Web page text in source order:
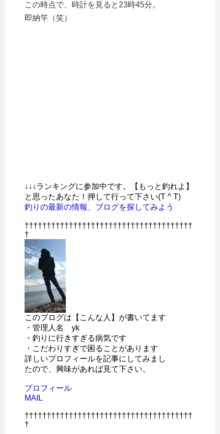
この時点で、時計を見ると23時45分。
即納竿（笑）
↓↓↓ランキングに参加中です。【もっと釣れよ】
と思ったあなた！押して行って下さい(T ^ T)
釣りの最新の情報、ブログを探してみよう
††††††††††††††††††††††††††††††††††††††
†
このブログは【こんな人】が書いてます
・管理人名 yk
・釣りに行きすぎる病気です
・こだわりすぎで困ることがあります
詳しいプロフィールを記事にしてみまし
たので、興味があれば見て下さい。
プロフィール
MAIL
††††††††††††††††††††††††††††††††††††††
†